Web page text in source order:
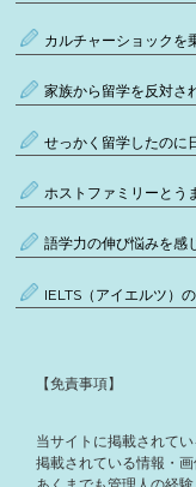
カルチャーショックを
家族から留学を反対さ
せっかく留学したのに
ホストファミリーとう
語学力の伸び悩みを感
IELTS（アイエルツ）
【免責事項】
当サイトに掲載されて
掲載されている情報・